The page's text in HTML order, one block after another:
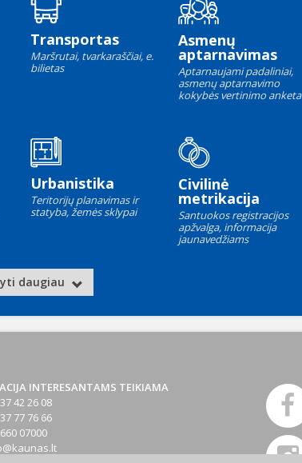
Transportas
Maršrutai, tvarkaraščiai, e.
bilietas
Asmenų
aptarnavimas
Aptarnaujami padaliniai,
asmenų aptarnavimo
kokybės vertinimo anketa
Urbanistika
Teritorijų planavimas ir
statyba, žemės sklypai
Civilinė
metrikacija
Santuokos registracijos
apžvalga, informacija
jaunavedžiams
daugiau
INTERESANTAMS TEIKIAMA
42 26 08
77 76 66
07000